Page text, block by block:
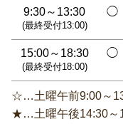
9:30～13:30
(最終受付13:00)
◯
15:00～18:30
(最終受付18:00)
◯
☆…土曜午前9:00～
★…土曜午後14:30～